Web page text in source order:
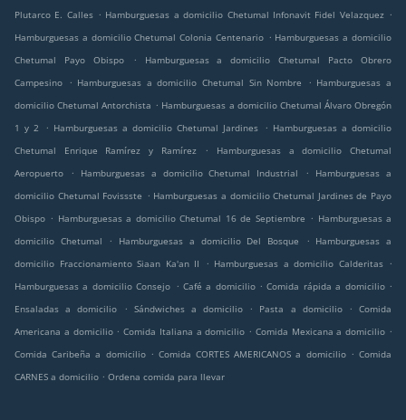
Plutarco E. Calles . Hamburguesas a domicilio Chetumal Infonavit Fidel Velazquez .
Hamburguesas a domicilio Chetumal Colonia Centenario . Hamburguesas a domicilio
Chetumal Payo Obispo
.
Hamburguesas a domicilio Chetumal Pacto Obrero
Campesino
. Hamburguesas a domicilio Chetumal Sin Nombre . Hamburguesas a
domicilio Chetumal Antorchista . Hamburguesas a domicilio Chetumal Álvaro Obregón
1 y 2
. Hamburguesas a domicilio Chetumal Jardines . Hamburguesas a domicilio
Chetumal Enrique Ramírez y Ramírez
.
Hamburguesas a domicilio Chetumal
Aeropuerto
. Hamburguesas a domicilio Chetumal Industrial .
Hamburguesas a
domicilio Chetumal Fovissste . Hamburguesas a domicilio Chetumal Jardines de Payo
Obispo . Hamburguesas a domicilio Chetumal 16 de Septiembre . Hamburguesas a
domicilio Chetumal
. Hamburguesas a domicilio Del Bosque . Hamburguesas a
domicilio Fraccionamiento Siaan Ka'an II
. Hamburguesas a domicilio Calderitas
.
Hamburguesas a domicilio Consejo . Café a domicilio . Comida rápida a domicilio .
Ensaladas a domicilio
. Sándwiches a domicilio . Pasta a domicilio . Comida
Americana a domicilio . Comida Italiana a domicilio . Comida Mexicana a domicilio .
Comida Caribeña a domicilio . Comida CORTES AMERICANOS a domicilio . Comida
CARNES a domicilio . Ordena comida para llevar